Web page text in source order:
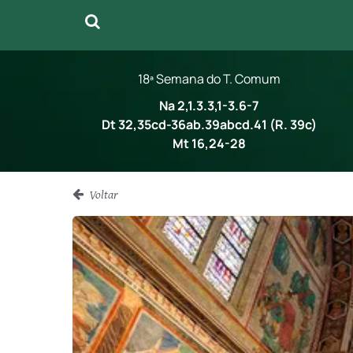
18ª Semana do T. Comum
Na 2,1.3.3,1-3.6-7
Dt 32,35cd-36ab.39abcd.41 (R. 39c)
Mt 16,24-28
Voltar